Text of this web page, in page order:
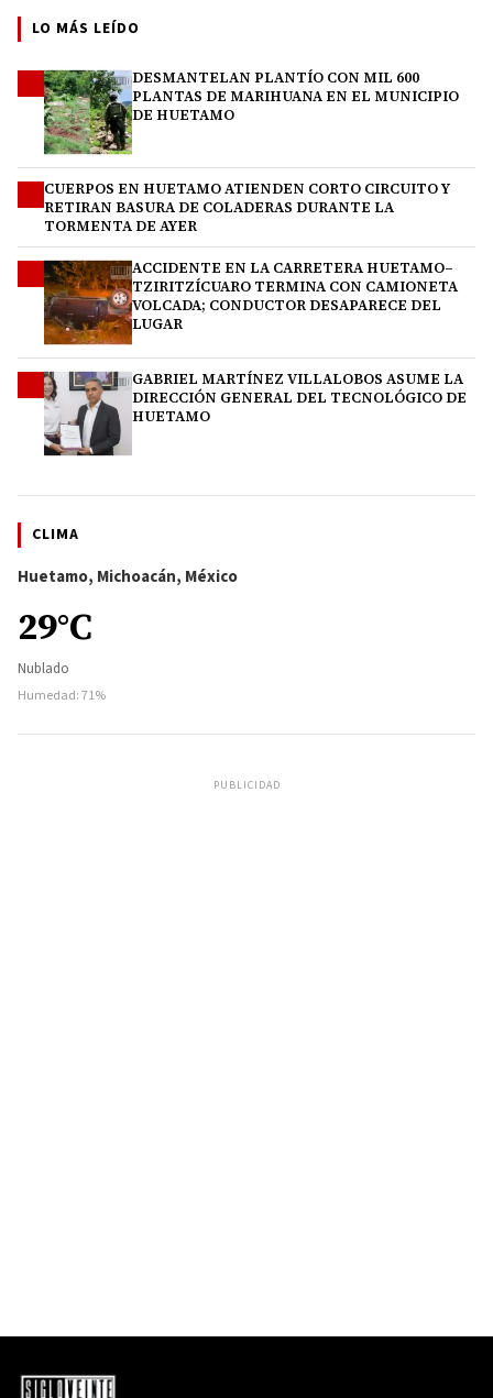
LO MÁS LEÍDO
DESMANTELAN PLANTÍO CON MIL 600
PLANTAS DE MARIHUANA EN EL MUNICIPIO
DE HUETAMO
CUERPOS EN HUETAMO ATIENDEN CORTO CIRCUITO Y
RETIRAN BASURA DE COLADERAS DURANTE LA
TORMENTA DE AYER
ACCIDENTE EN LA CARRETERA HUETAMO–
TZIRITZÍCUARO TERMINA CON CAMIONETA
VOLCADA; CONDUCTOR DESAPARECE DEL
LUGAR
GABRIEL MARTÍNEZ VILLALOBOS ASUME LA
DIRECCIÓN GENERAL DEL TECNOLÓGICO DE
HUETAMO
CLIMA
Huetamo, Michoacán, México
29°C
Nublado
Humedad: 71%
PUBLICIDAD